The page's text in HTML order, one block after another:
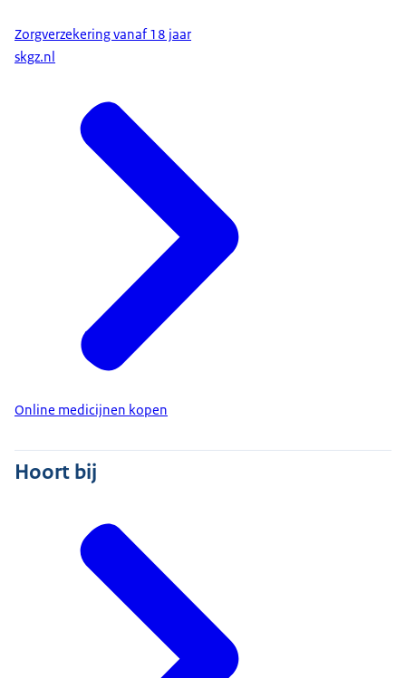
Zorgverzekering vanaf 18 jaar
skgz.nl
Online medicijnen kopen
Hoort bij